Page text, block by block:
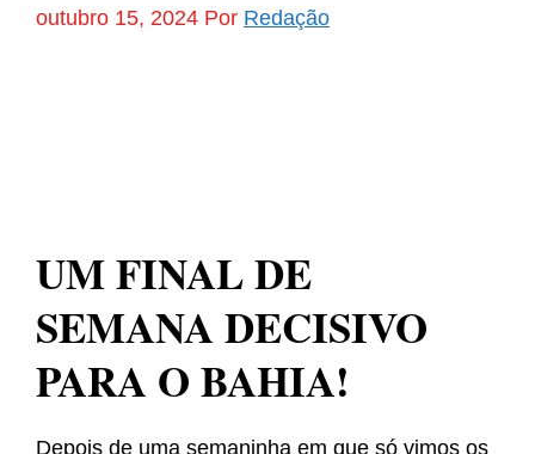
outubro 15, 2024 Por Redação
UM FINAL DE
SEMANA DECISIVO
PARA O BAHIA!
Depois de uma semaninha em que só vimos os